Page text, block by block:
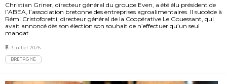
Christian Griner, directeur général du groupe Even, a été élu président de
l’ABEA, l’association bretonne des entreprises agroalimentaires. Il succède à
Rémi Cristoforetti, directeur général de la Coopérative Le Gouessant, qui
avait annoncé dès son élection son souhait de n’effectuer qu’un seul
mandat.
3 juillet 2026
BRETAGNE